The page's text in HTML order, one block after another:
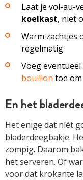
Laat je vol-au-
koelkast, niet
Warm zachtjes
regelmatig
Voeg
bouillon toe
En het
Het enige dat níét
bladerdeegbakje.
zompig. Daarom
het serveren. Of
voor dat krokante